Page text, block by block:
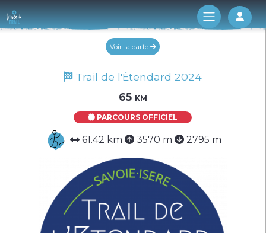
Log
Voir la carte
Trail de l'Étendard 2024
65 km
PARCOURS OFFICIEL
61.42 km 3570 m 2795 m